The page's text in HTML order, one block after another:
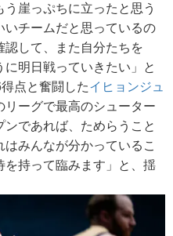
崖っぷちに立ったと思う
いチームだと思っているの
認して、また自分たちを
に明日戦っていきたい」と
点と奮闘したイヒョンジュ
リーグで最高のシューター
であれば、ためらうこと
みんなが分かっているこ
を持って臨みます」と、揺